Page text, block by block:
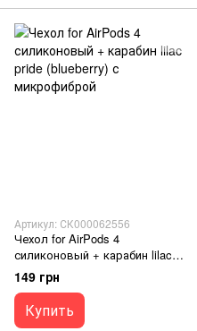
Артикул: СК000062556
Чехол for AirPods 4
силиконовый + карабин lilac
pride (blueberry) с
микрофиброй
149 грн
Купить